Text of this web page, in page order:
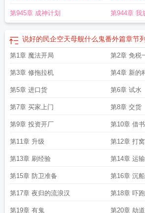
第945章 成神计划 第944章 我
说好的民企空天母舰什么鬼番外篇章节
第1章 魔法开局 第2章 免税
第3章 修拖拉机 第4章 新的
第5章 进口货 第6章 试水
第7章 买家上门 第8章 交货
第9章 投资开厂 第10章 借书
第11章 升级 第12章 打
第13章 刷经验 第14章 运
第15章 防卫准备 第16章 沉
第17章 夜归的流浪汉 第18章 吓
第19章 有鬼 第20章 劫道